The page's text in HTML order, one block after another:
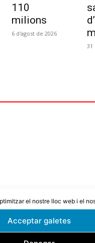
el nostre lloc web i el
Acceptar galetes
110
milions
6 d'agost de 2026
31